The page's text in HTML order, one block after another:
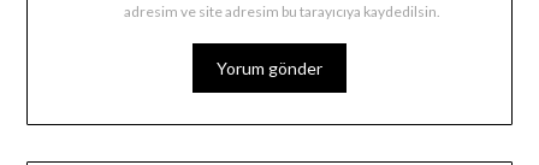
adresim ve site adresim bu tarayıcıya kaydedilsin.